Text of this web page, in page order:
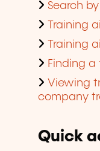
Search
Training
Training
Finding a
Viewing
company
Quick